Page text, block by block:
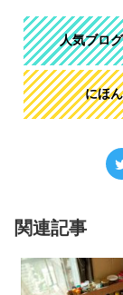
人気ブロ
にほ
関連記事